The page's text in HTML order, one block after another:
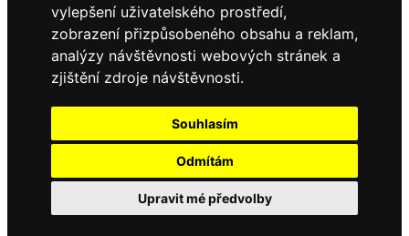
vylepšení uživatelského prostředí,
zobrazení přizpůsobeného obsahu a reklam,
analýzy návštěvnosti webových stránek a
zjištění zdroje návštěvnosti.
Souhlasím
Odmítám
Upravit mé předvolby